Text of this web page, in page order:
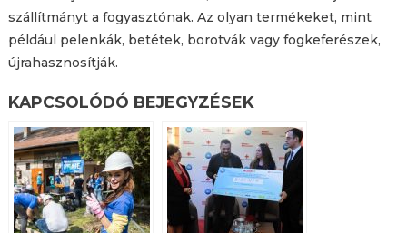
szállítmányt a fogyasztónak. Az olyan termékeket, mint
például pelenkák, betétek, borotvák vagy fogkeferészek,
újrahasznosítják.
KAPCSOLÓDÓ BEJEGYZÉSEK